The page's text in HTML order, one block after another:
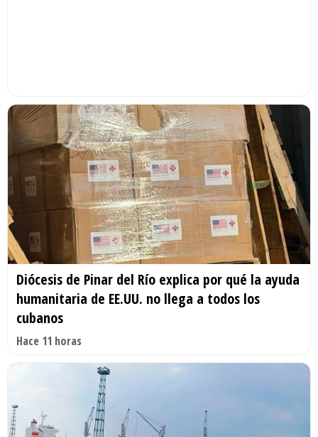
Diócesis de Pinar del Río explica por qué la ayuda
humanitaria de EE.UU. no llega a todos los
cubanos
Hace 11 horas